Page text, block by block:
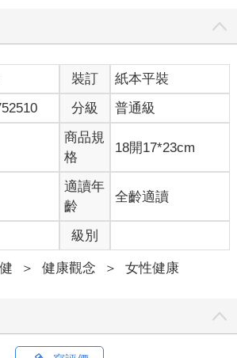
長中的荳蔻少女，還是已屆更年期的成熟
，我們隨著年齡增長，我們的身體器官諸
女性重要的角色，包括：第一次來潮、第
產哺乳、停經等，使用正確的知識是得到
，然後妳才能悠遊、自在地度過，並且美
，主要是由脂肪及乳腺組織組成，女孩在
，受到荷爾蒙分泌的刺激乳腺組織開始發
小芽苞般地在乳頭下方逐漸隆起，乳頭和
，形成一個明顯的半球形輪廓。
，其餘是乳腺組織。它的內部結構像極了
乳腺，就是女性懷孕後分泌乳汁的腺體，
乳頭的開口，而輸乳管是乳汁流出的通
集於乳頭。乳暈則是環繞乳頭周圍的深色
裝訂
紙本平裝
分級 普通級
商品規
格
18開17*23cm
適讀年
齡
全齡適讀
級別
＞ 健康觀念 ＞ 女性健康